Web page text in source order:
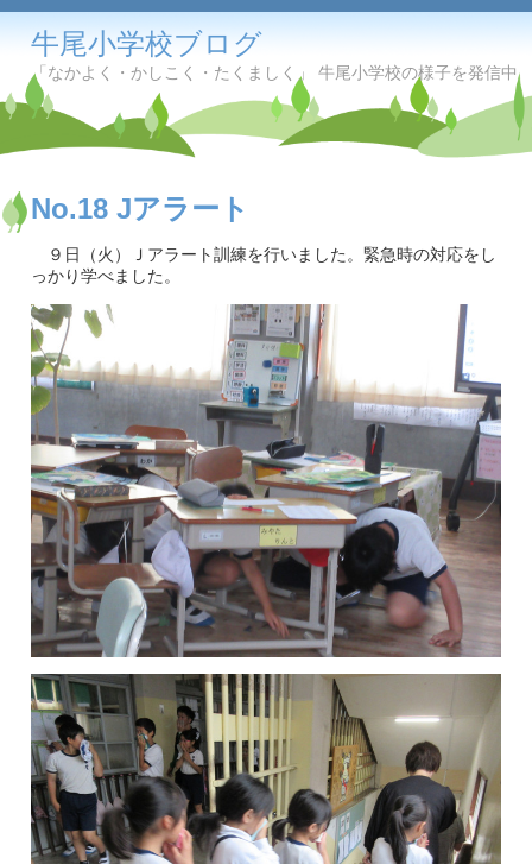
牛尾小学校ブログ
「なかよく・かしこく・たくましく」 牛尾小学校の様子を発信中
No.18 Jアラート
９日（火）Ｊアラート訓練を行いました。緊急時の対応をし
っかり学べました。